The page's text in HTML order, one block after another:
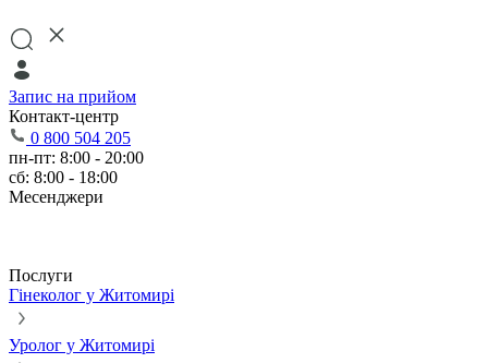
Запис на прийом
Контакт-центр
0 800 504 205
пн-пт: 8:00 - 20:00
сб: 8:00 - 18:00
Месенджери
Послуги
Гінеколог у Житомирі
Уролог у Житомирі